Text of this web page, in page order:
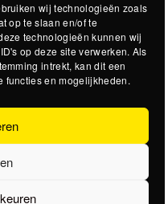
wij technologieën zoals
op te slaan en/of te
technologieën kunnen wij
op deze site verwerken. Als
intrekt, kan dit een
en mogelijkheden.